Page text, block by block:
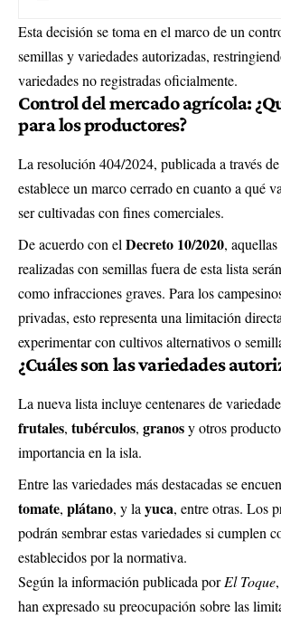
Esta decisión se toma en el marco de un
semillas y variedades autorizadas,
variedades no registradas oficialmente.
Control del mercado agrícola:
para los productores?
La resolución 404/2024, publicada a través
establece un marco cerrado en cuanto a qué
ser cultivadas con fines comerciales.
De acuerdo con el Decreto 10/2020,
realizadas con semillas fuera de esta lista
como infracciones graves. Para los
privadas, esto representa una limitación
experimentar con cultivos alternativos o
¿Cuáles son las variedades
La nueva lista incluye centenares de
frutales, tubérculos, granosy otros
importancia en la isla.
Entre las variedades más destacadas se
tomate, plátano, y la yuca, entre otras. Los
podrán sembrar estas variedades si cumplen
establecidos por la normativa.
Según la información publicada porEl Toque
han expresado su preocupación sobre las